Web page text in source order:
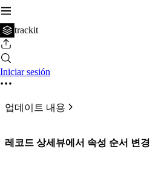
trackit
Iniciar sesión
업데이트 내용
레코드 상세뷰에서 속성 순서 변경